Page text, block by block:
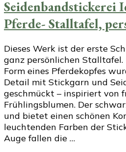
Seidenbandstickerei
Pferde- Stalltafel,
Dieses Werk ist der erste
ganz persönlichen
Form eines Pferdekopfes
Detail mit Stickgarn und
geschmückt – inspiriert von
Frühlingsblumen. Der
und bietet einen schönen
leuchtenden Farben der
Auge fallen die …